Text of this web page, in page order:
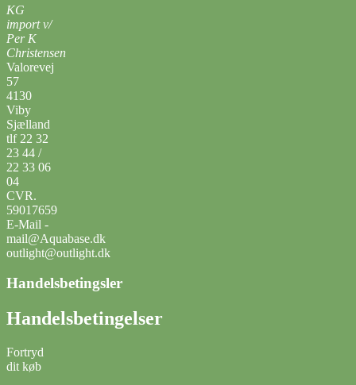
KG
import v/
Per K
Christensen
Valorevej
57
4130
Viby
Sjælland
tlf 22 32
23 44 /
22 33 06
04
CVR.
59017659
E-Mail -
mail@Aquabase.dk
outlight@outlight.dk
Handelsbetingsler
Handelsbetingelser
Fortryd
dit køb